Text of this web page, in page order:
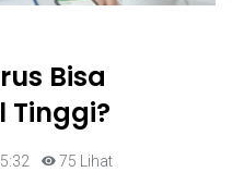
Bisa
Tinggi?
75 Lihat